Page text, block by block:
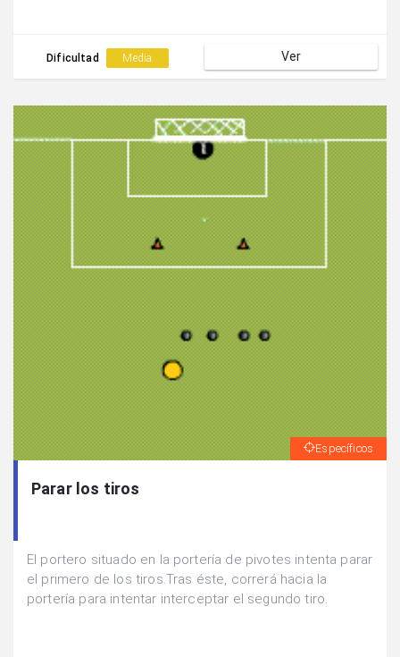
Dificultad Media Ver
Específicos
Parar los tiros
El portero situado en la portería de pivotes intenta parar
el primero de los tiros.Tras éste, correrá hacia la
portería para intentar interceptar el segundo tiro.